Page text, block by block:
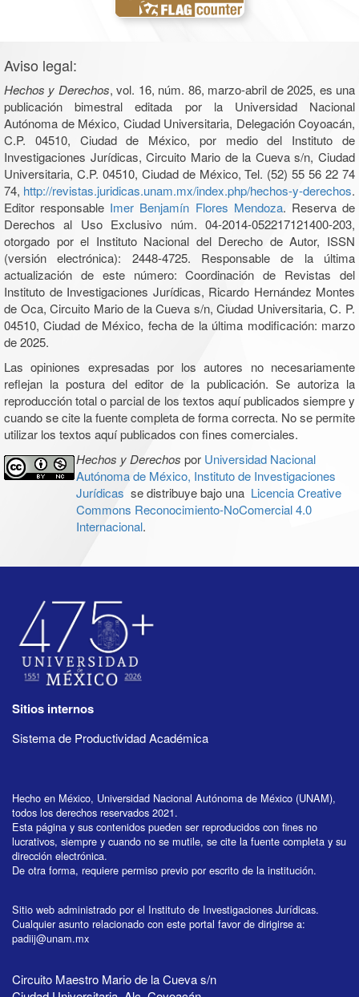
Aviso legal:
Hechos y Derechos, vol. 16, núm. 86, marzo-abril de 2025, es una
publicación bimestral editada por la Universidad Nacional
Autónoma de México, Ciudad Universitaria, Delegación Coyoacán,
C.P. 04510, Ciudad de México, por medio del Instituto de
Investigaciones Jurídicas, Circuito Mario de la Cueva s/n, Ciudad
Universitaria, C.P. 04510, Ciudad de México, Tel. (52) 55 56 22 74
74, http://revistas.juridicas.unam.mx/index.php/hechos-y-derechos.
Editor responsable Imer Benjamín Flores Mendoza. Reserva de
Derechos al Uso Exclusivo núm. 04-2014-052217121400-203,
otorgado por el Instituto Nacional del Derecho de Autor, ISSN
(versión electrónica): 2448-4725. Responsable de la última
actualización de este número: Coordinación de Revistas del
Instituto de Investigaciones Jurídicas, Ricardo Hernández Montes
de Oca, Circuito Mario de la Cueva s/n, Ciudad Universitaria, C. P.
04510, Ciudad de México, fecha de la última modificación: marzo
de 2025.
Las opiniones expresadas por los autores no necesariamente
reflejan la postura del editor de la publicación. Se autoriza la
reproducción total o parcial de los textos aquí publicados siempre y
cuando se cite la fuente completa de forma correcta. No se permite
utilizar los textos aquí publicados con fines comerciales.
Hechos y Derechos por Universidad Nacional
Autónoma de México, Instituto de Investigaciones
Jurídicas se distribuye bajo una Licencia Creative
Commons Reconocimiento-NoComercial 4.0
Internacional.
Sitios internos
Sistema de Productividad Académica
Hecho en México, Universidad Nacional Autónoma de México (UNAM),
todos los derechos reservados 2021.
Esta página y sus contenidos pueden ser reproducidos con fines no
lucrativos, siempre y cuando no se mutile, se cite la fuente completa y su
dirección electrónica.
De otra forma, requiere permiso previo por escrito de la institución.
Sitio web administrado por el Instituto de Investigaciones Jurídicas.
Cualquier asunto relacionado con este portal favor de dirigirse a:
padiij@unam.mx
Circuito Maestro Mario de la Cueva s/n